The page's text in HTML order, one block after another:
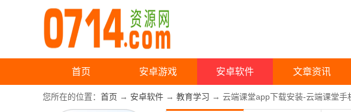
首页 安卓游戏 安卓软件 文章资讯
您所在的位置： 首页 → 安卓软件 → 教育学习 → 云端课堂app下载安装-云端课堂手